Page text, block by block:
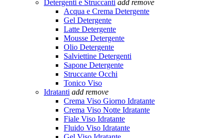
Detergenti e Struccanti add remove
Acqua e Crema Detergente
Gel Detergente
Latte Detergente
Mousse Detergente
Olio Detergente
Salviettine Detergenti
Sapone Detergente
Struccante Occhi
Tonico Viso
Idratanti add remove
Crema Viso Giorno Idratante
Crema Viso Notte Idratante
Fiale Viso Idratante
Fluido Viso Idratante